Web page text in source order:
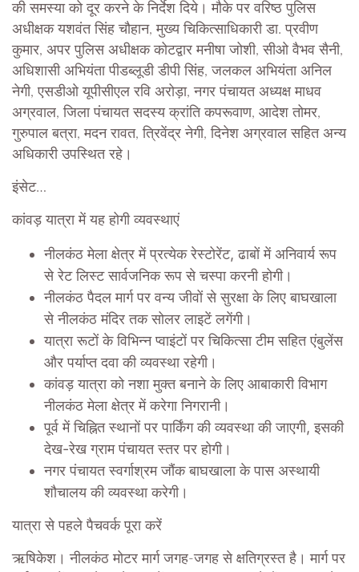
की समस्या को दूर करने के निर्देश दिये। मौके पर वरिष्ठ पुलिस
अधीक्षक यशवंत सिंह चौहान, मुख्य चिकित्साधिकारी डा. प्रवीण
कुमार, अपर पुलिस अधीक्षक कोटद्वार मनीषा जोशी, सीओ वैभव सैनी,
अधिशासी अभियंता पीडब्लूडी डीपी सिंह, जलकल अभियंता अनिल
नेगी, एसडीओ यूपीसीएल रवि अरोड़ा, नगर पंचायत अध्यक्ष माधव
अग्रवाल, जिला पंचायत सदस्य क्रांति कपरूवाण, आदेश तोमर,
गुरुपाल बत्रा, मदन रावत, त्रिवेंद्र नेगी, दिनेश अग्रवाल सहित अन्य
अधिकारी उपस्थित रहे।
इंसेट…
कांवड़ यात्रा में यह होगी व्यवस्थाएं
नीलकंठ मेला क्षेत्र में प्रत्येक रेस्टोरेंट, ढाबों में अनिवार्य रूप
से रेट लिस्ट सार्वजनिक रूप से चस्पा करनी होगी।
नीलकंठ पैदल मार्ग पर वन्य जीवों से सुरक्षा के लिए बाघखाला
से नीलकंठ मंदिर तक सोलर लाइटें लगेंगी।
यात्रा रूटों के विभिन्न प्वाइंटों पर चिकित्सा टीम सहित एंबुलेंस
और पर्याप्त दवा की व्यवस्था रहेगी।
कांवड़ यात्रा को नशा मुक्त बनाने के लिए आबाकारी विभाग
नीलकंठ मेला क्षेत्र में करेगा निगरानी।
पूर्व में चिह्नित स्थानों पर पार्किंग की व्यवस्था की जाएगी, इसकी
देख-रेख ग्राम पंचायत स्तर पर होगी।
नगर पंचायत स्वर्गाश्रम जौंक बाघखाला के पास अस्थायी
शौचालय की व्यवस्था करेगी।
यात्रा से पहले पैचवर्क पूरा करें
ऋषिकेश। नीलकंठ मोटर मार्ग जगह-जगह से क्षतिग्रस्त है। मार्ग पर